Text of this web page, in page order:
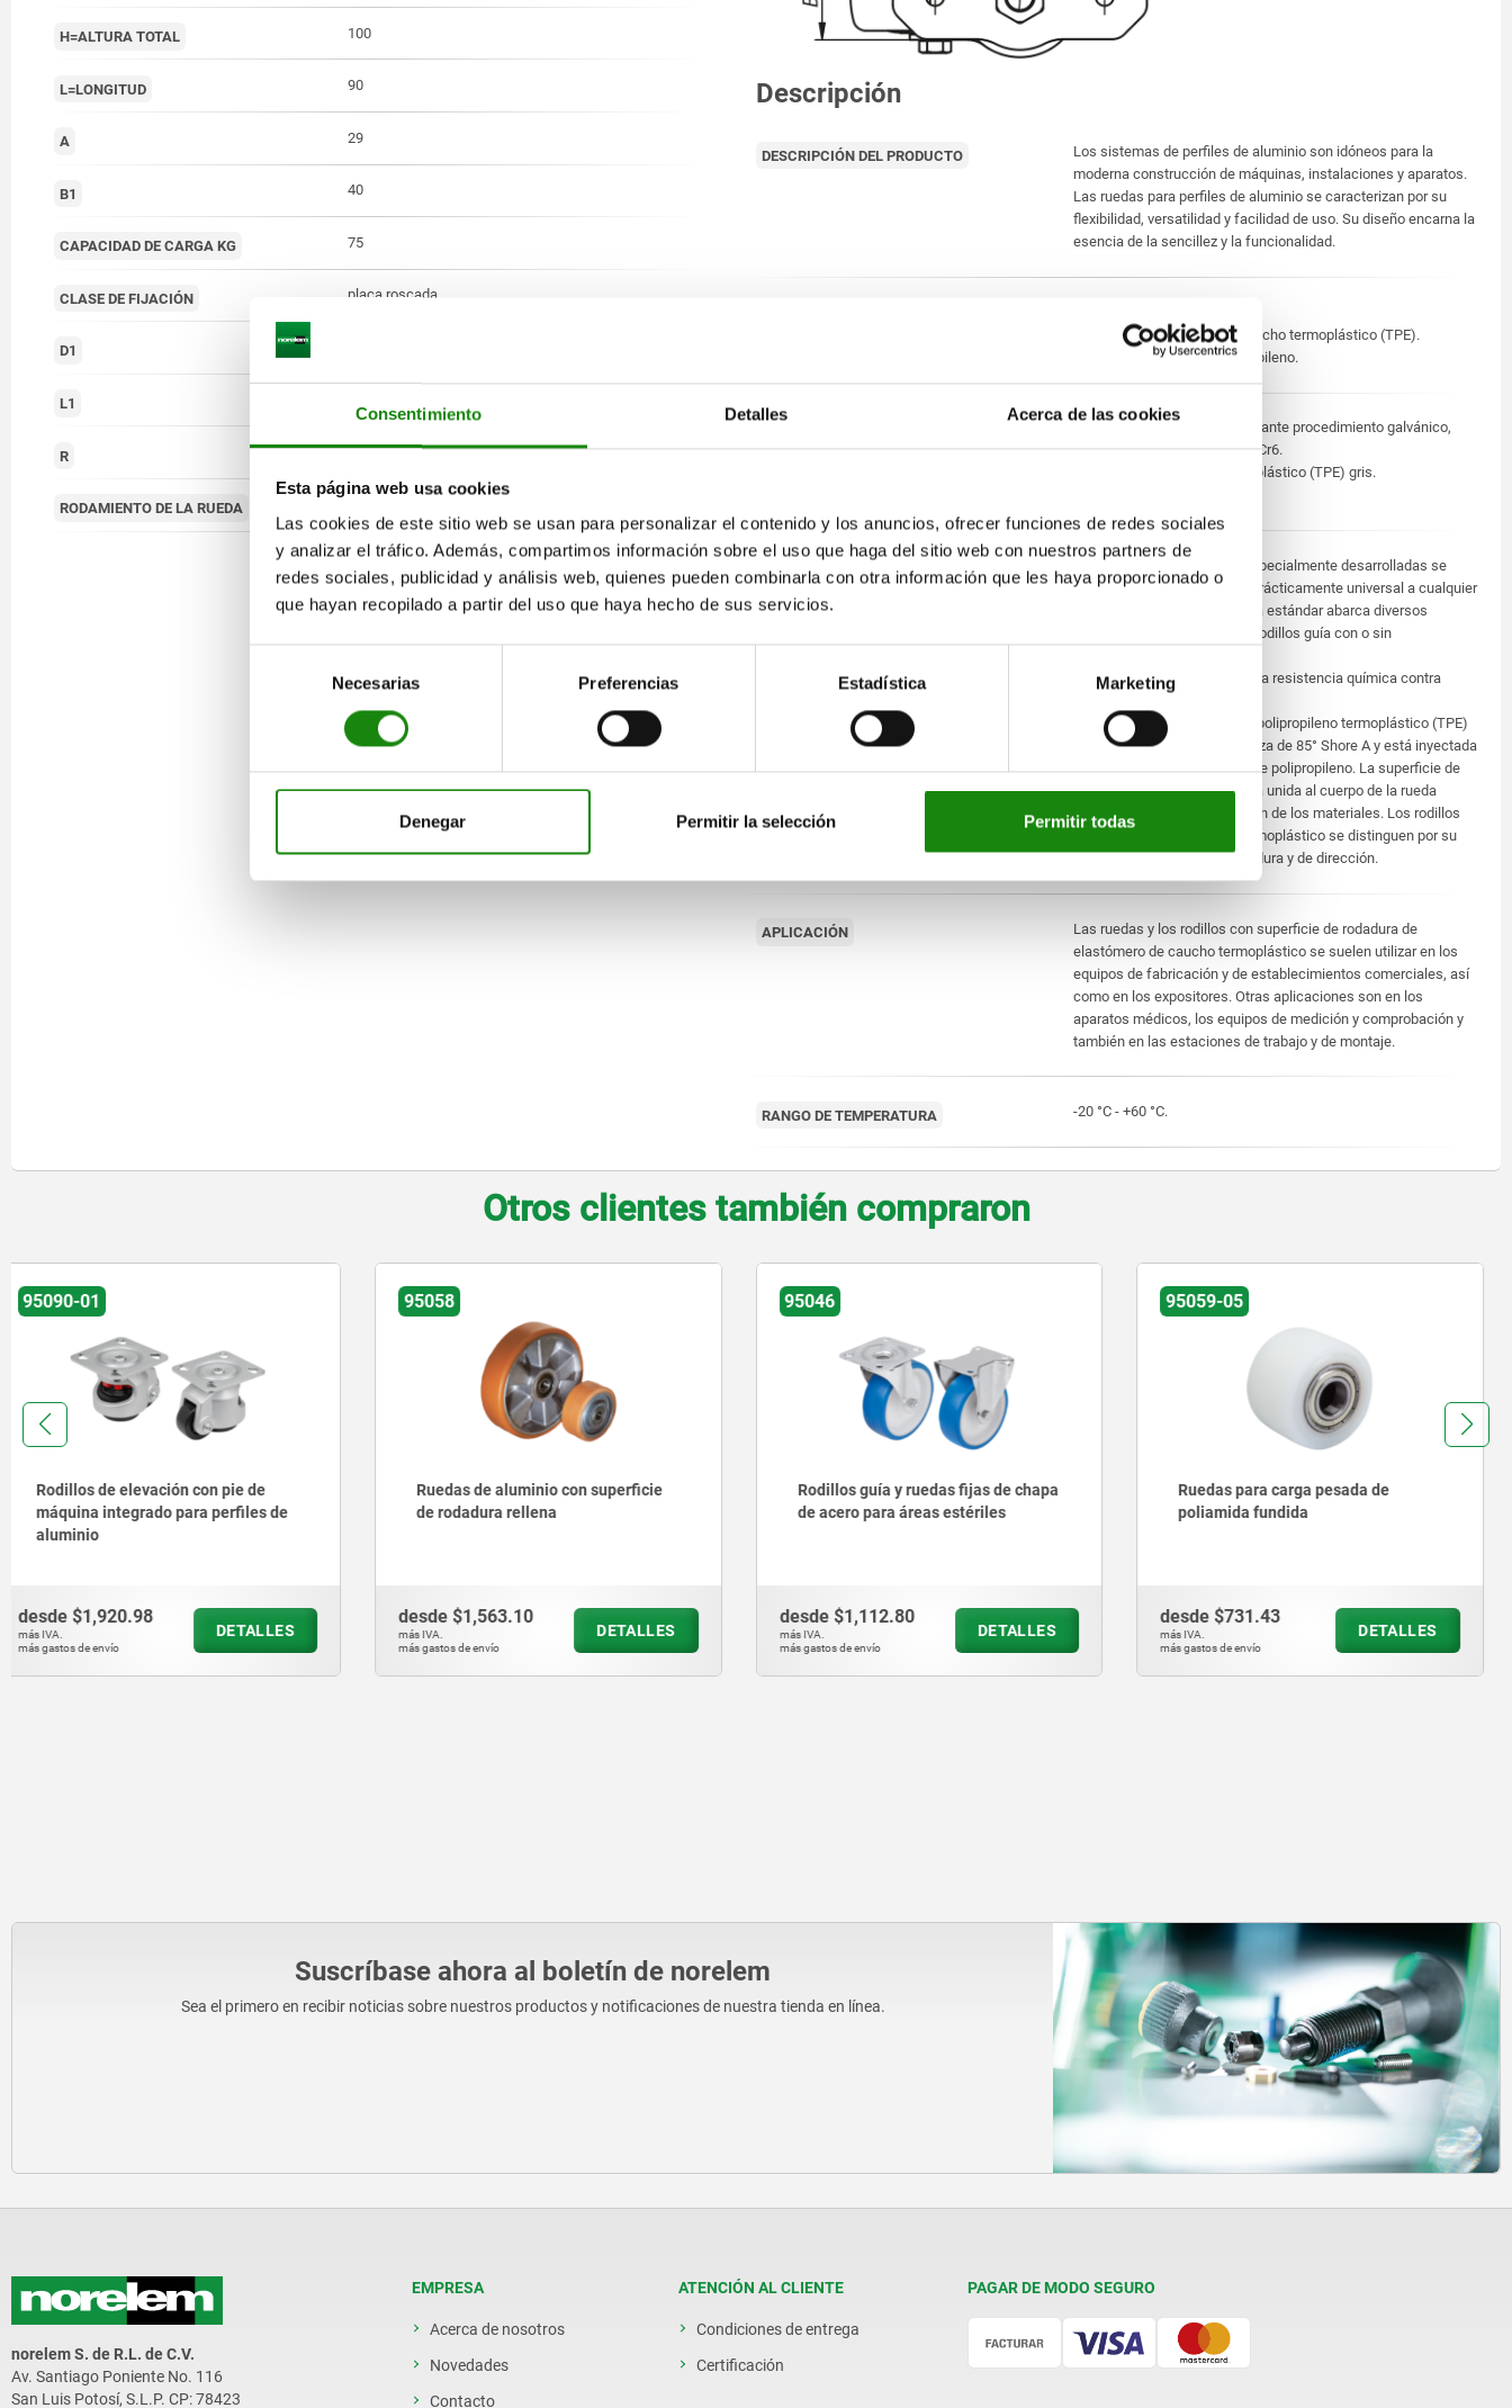
Consentimiento Detalles Acerca de las cookies
Esta página web usa cookies
Las cookies de este sitio web se usan para personalizar el contenido y los anuncios, ofrecer funciones de redes sociales
y analizar el tráfico. Además, compartimos información sobre el uso que haga del sitio web con nuestros partners de
redes sociales, publicidad y análisis web, quienes pueden combinarla con otra información que les haya proporcionado o
que hayan recopilado a partir del uso que haya hecho de sus servicios.
consentimiento
Necesarias Preferencias Estadística Marketing
Denegar Permitir la selección Permitir todas
H=ALTURA TOTAL 100
L=LONGITUD 90
A 29
B1 40
CAPACIDAD DE CARGA KG 75
CLASE DE FIJACIÓN placa roscada
D1
L1
R 66,5
RODAMIENTO DE LA RUEDA
Descripción
DESCRIPCIÓN DEL PRODUCTO
Los sistemas de perfiles de aluminio son idóneos para la
moderna construcción de máquinas, instalaciones y aparatos.
Las ruedas para perfiles de aluminio se caracterizan por su
flexibilidad, versatilidad y facilidad de uso. Su diseño encarna la
esencia de la sencillez y la funcionalidad.
Ruedas de elastómero de caucho termoplástico (TPE).
Cuerpo de la rueda de polipropileno.
Chapa de acero cincada mediante procedimiento galvánico,
pasivada en azul y exenta de Cr6.
Elastómero de caucho termoplástico (TPE) gris.
INDICACIÓN
Con dos placas de fijación especialmente desarrolladas se
garantiza una adaptabilidad prácticamente universal a cualquier
perfil de aluminio. El programa estándar abarca diversos
rodillos, como ruedas fijas o rodillos guía con o sin
Los rodillos tienen una elevada resistencia química contra
La superficie de rodadura de polipropileno termoplástico (TPE)
de alta calidad tiene una dureza de 85° Shore A y está inyectada
sobre un cuerpo de la rueda de polipropileno. La superficie de
rodadura no deja trazas y está unida al cuerpo de la rueda
indisolublemente y con ligazón de los materiales. Los rodillos
de elastómero de caucho termoplástico se distinguen por su
muy baja resistencia de rodadura y de dirección.
APLICACIÓN
Las ruedas y los rodillos con superficie de rodadura de
elastómero de caucho termoplástico se suelen utilizar en los
equipos de fabricación y de establecimientos comerciales, así
como en los expositores. Otras aplicaciones son en los
aparatos médicos, los equipos de medición y comprobación y
también en las estaciones de trabajo y de montaje.
RANGO DE TEMPERATURA -20 °C - +60 °C.
Otros clientes también compraron
95058
Ruedas de aluminio con superficie
de rodadura rellena
desde$1,563.10
más IVA.
más gastos de envío
DETALLES
95046
Rodillos guía y ruedas fijas de chapa
de acero para áreas estériles
desde$1,112.80
más IVA.
más gastos de envío
DETALLES
95059-05
Ruedas para carga pesada de
poliamida fundida
desde$731.43
más IVA.
más gastos de envío
DETALLES
95092
Rodillos de elevación con pie de
máquina integrado
desde$6,832.10
más IVA.
más gastos de envío
DETALLES
Suscríbase ahora al boletín de norelem
Sea el primero en recibir noticias sobre nuestros productos y notificaciones de nuestra tienda en línea.
norelem S. de R.L. de C.V.
Av. Santiago Poniente No. 116
San Luis Potosí, S.L.P. CP: 78423
EMPRESA
Acerca de nosotros
Novedades
Contacto
ATENCIÓN AL CLIENTE
Condiciones de entrega
Certificación
PAGAR DE MODO SEGURO